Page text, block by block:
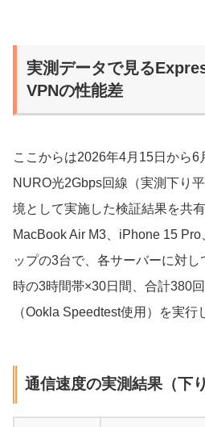
実測データで見る
VPNの性能差
ここからは2026年4月15日から6
NURO光2Gbps回線（実測下り
境として実施した検証結果を共
MacBook Air M3、iPhone 15
ップの3台で、各サーバーに対
時の3時間帯×30日間、合計380
（Ookla Speedtest使用）を実行
通信速度の実測結果（下